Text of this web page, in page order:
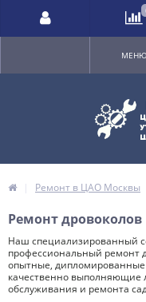
МЕНЮ
Ремонт в ЦАО Москвы
Ремонт дровоколов
Наш специализированный
профессиональный ремонт
опытные,
качественно выполняющие
обслуживания и ремонта